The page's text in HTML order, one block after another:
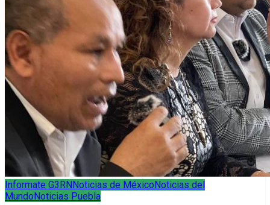
Informate G3RN Noticias de México Noticias del
Mundo Noticias Puebla